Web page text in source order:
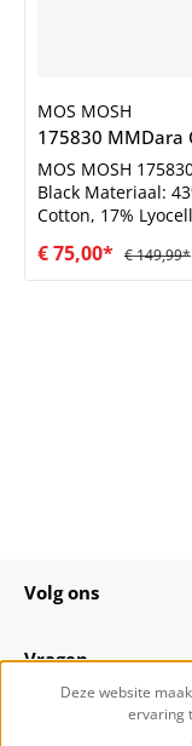
MOS MOSH
175830 MMDara
MOS MOSH
Black Materiaal:
Cotton, 17%
ontworpen in een
Gemaakt in een
€ 75,00* € 149,99*
Volg ons
Vragen
Deze website
ervaring